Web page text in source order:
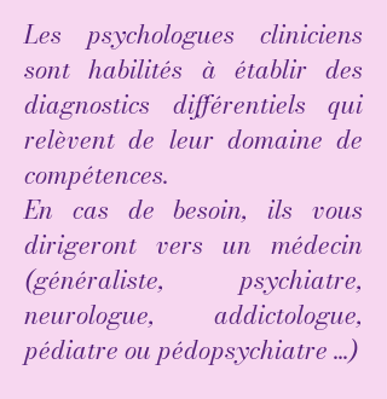
Les psychologues cliniciens
sont habilités à établir des
diagnostics différentiels qui
relèvent de leur domaine de
compétences.
​En cas de besoin, ils vous
dirigeront vers un médecin
(généraliste, psychiatre,
neurologue, addictologue,
pédiatre ou pédopsychiatre ...)